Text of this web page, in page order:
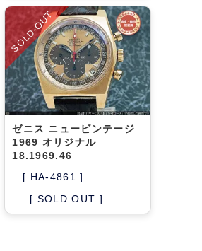
SOLD-OUT
ゼニス ニュービンテージ
1969 オリジナル
18.1969.46
[ HA-4861 ]
[ SOLD OUT ]